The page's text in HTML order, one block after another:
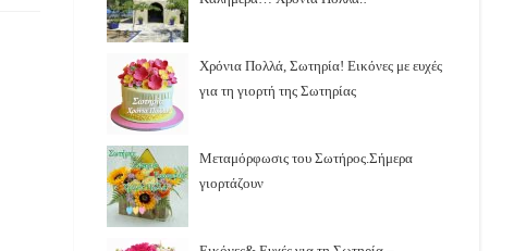
Χρόνια Πολλά, Σωτηρία! Εικόνες με ευχές
για τη γιορτή της Σωτηρίας
Μεταμόρφωσις του Σωτήρος.Σήμερα
γιορτάζουν